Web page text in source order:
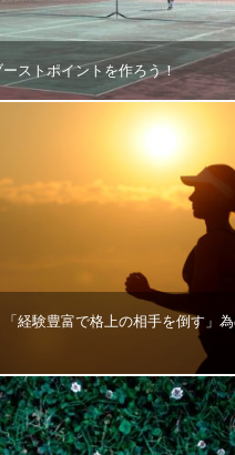
ストポイントを作ろう！
経験豊富で格上の相手を倒す」